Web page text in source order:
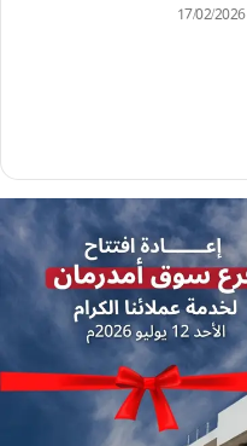
17/02/2026